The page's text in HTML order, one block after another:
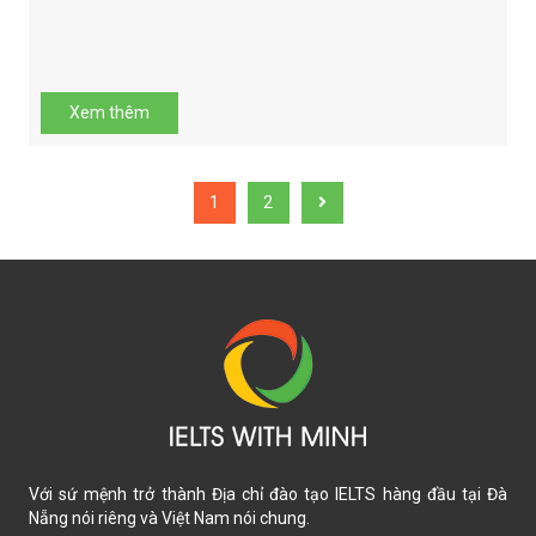
Xem thêm
1 2
Với sứ mệnh trở thành Địa chỉ đào tạo IELTS hàng đầu tại Đà
Nẵng nói riêng và Việt Nam nói chung.